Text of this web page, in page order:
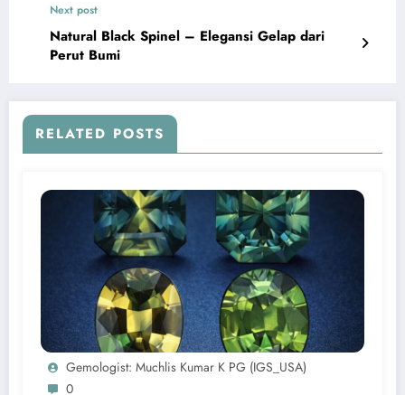
Next post
Natural Black Spinel – Elegansi Gelap dari
Perut Bumi
RELATED POSTS
Gemologist: Muchlis Kumar K PG (IGS_USA)
0